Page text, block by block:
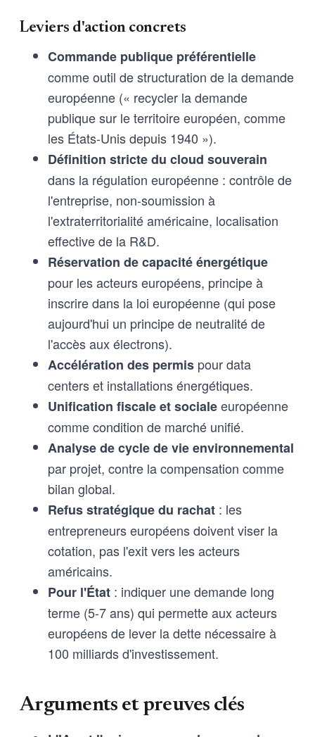
Leviers d'action concrets
Commande publique préférentielle
comme outil de structuration de la demande
européenne (« recycler la demande
publique sur le territoire européen, comme
les États-Unis depuis 1940 »).
Définition stricte du cloud souverain
dans la régulation européenne : contrôle de
l'entreprise, non-soumission à
l'extraterritorialité américaine, localisation
effective de la R&D.
Réservation de capacité énergétique
pour les acteurs européens, principe à
inscrire dans la loi européenne (qui pose
aujourd'hui un principe de neutralité de
l'accès aux électrons).
Accélération des permis pour data
centers et installations énergétiques.
Unification fiscale et socialeeuropéenne
comme condition de marché unifié.
Analyse de cycle de vie environnemental
par projet, contre la compensation comme
bilan global.
Refus stratégique du rachat : les
entrepreneurs européens doivent viser la
cotation, pas l'exit vers les acteurs
américains.
Pour l'État : indiquer une demande long
terme (5-7 ans) qui permette aux acteurs
européens de lever la dette nécessaire à
100 milliards d'investissement.
Arguments et preuves clés